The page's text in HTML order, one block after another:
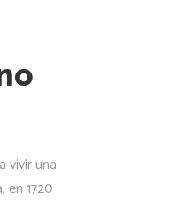
vivir una
en 1720